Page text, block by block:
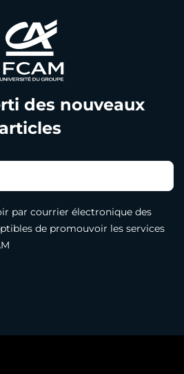
des nouveaux
articles
par courrier électronique des
de promouvoir les services